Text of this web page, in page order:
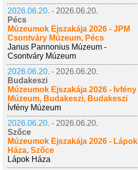
2026.06.20. - 2026.06.20.
Pécs
Múzeumok Éjszakája 2026 - JPM
Csontváry Múzeum, Pécs
Janus Pannonius Múzeum -
Csontváry Múzeum
2026.06.20. - 2026.06.20.
Budakeszi
Múzeumok Éjszakája 2026 - Ívfény
Múzeum, Budakeszi, Budakeszi
Ívfény Múzeum
2026.06.20. - 2026.06.20.
Szőce
Múzeumok Éjszakája 2026 - Lápok
Háza, Szőce
Lápok Háza